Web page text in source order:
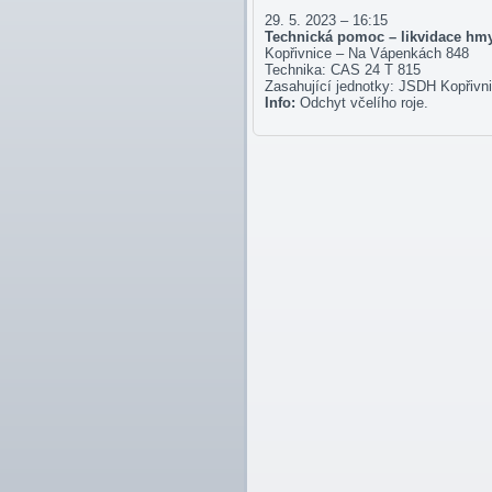
29. 5. 2023 – 16:15
Technická pomoc – likvidace
Kopřivnice – Na Vápenkách 848
Technika: CAS 24 T 815
Zasahující jednotky: JSDH
Info: Odchyt včelího roje.